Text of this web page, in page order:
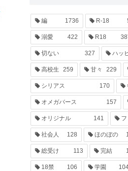
編 1736 R-18
溺愛 422 R18
切ない 327 ハッ
高校生 259 甘々 229
シリアス 170
オメガバース 157
オリジナル 141
社会人 128 ほのぼの
総受け 113 完結
18禁 106 学園